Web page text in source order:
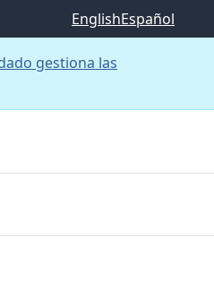
EnglishEspañol
gestiona las